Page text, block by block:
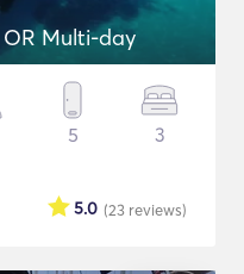
Multi-day
5 3
(23 reviews)
5.0